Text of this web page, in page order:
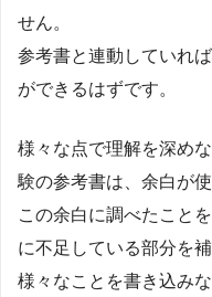
せん。
参考書と連動していれ
ができるはずです。
様々な点で理解を深め
験の参考書は、余白が
この余白に調べたこと
に不足している部分を
様々なことを書き込み